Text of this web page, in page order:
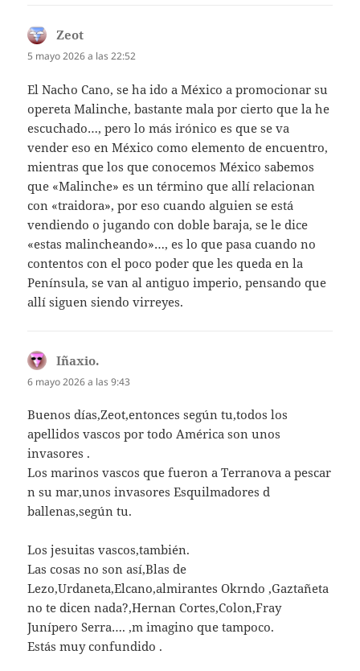
Zeot
5 mayo 2026 a las 22:52
El Nacho Cano, se ha ido a México a promocionar su
opereta Malinche, bastante mala por cierto que la he
escuchado…, pero lo más irónico es que se va
vender eso en México como elemento de encuentro,
mientras que los que conocemos México sabemos
que «Malinche» es un término que allí relacionan
con «traidora», por eso cuando alguien se está
vendiendo o jugando con doble baraja, se le dice
«estas malincheando»…, es lo que pasa cuando no
contentos con el poco poder que les queda en la
Península, se van al antiguo imperio, pensando que
allí siguen siendo virreyes.
Iñaxio.
6 mayo 2026 a las 9:43
Buenos días,Zeot,entonces según tu,todos los
apellidos vascos por todo América son unos
invasores .
Los marinos vascos que fueron a Terranova a pescar
n su mar,unos invasores Esquilmadores d
ballenas,según tu.
Los jesuitas vascos,también.
Las cosas no son así,Blas de
Lezo,Urdaneta,Elcano,almirantes Okrndo ,Gaztañeta
no te dicen nada?,Hernan Cortes,Colon,Fray
Junípero Serra…. ,m imagino que tampoco.
Estás muy confundido .